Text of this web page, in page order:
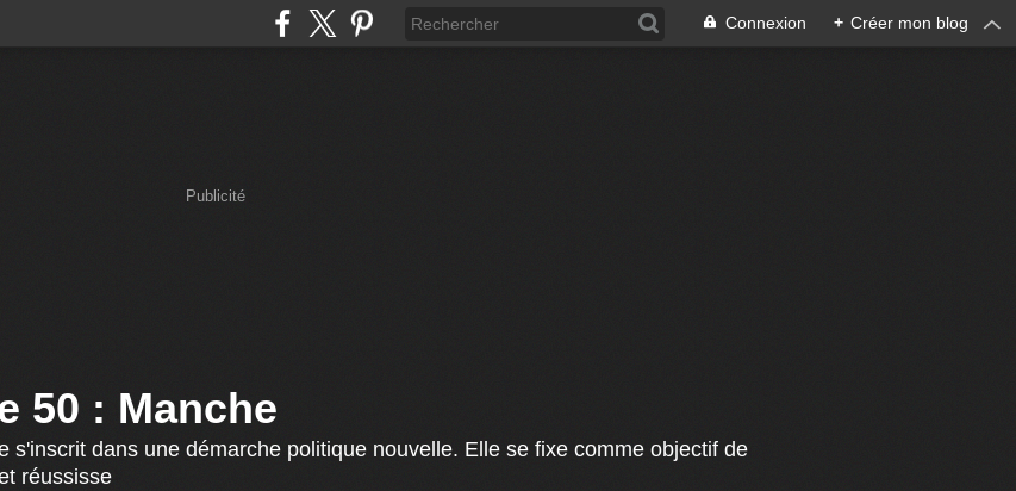
Connexion + Créer mon blog
Publicité
50 : Manche
s'inscrit dans une démarche politique nouvelle. Elle se fixe comme objectif de
réussisse